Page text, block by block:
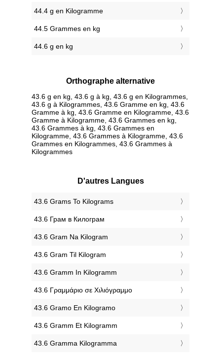
44.4 g en Kilogramme
44.5 Grammes en kg
44.6 g en kg
Orthographe alternative
43.6 g en kg, 43.6 g à kg, 43.6 g en Kilogrammes,
43.6 g à Kilogrammes, 43.6 Gramme en kg, 43.6
Gramme à kg, 43.6 Gramme en Kilogramme, 43.6
Gramme à Kilogramme, 43.6 Grammes en kg,
43.6 Grammes à kg, 43.6 Grammes en
Kilogramme, 43.6 Grammes à Kilogramme, 43.6
Grammes en Kilogrammes, 43.6 Grammes à
Kilogrammes
D'autres Langues
‎43.6 Grams To Kilograms
‎43.6 Грам в Килограм
‎43.6 Gram Na Kilogram
‎43.6 Gram Til Kilogram
‎43.6 Gramm In Kilogramm
‎43.6 Γραμμάριο σε Χιλιόγραμμο
‎43.6 Gramo En Kilogramo
‎43.6 Gramm Et Kilogramm
‎43.6 Gramma Kilogramma